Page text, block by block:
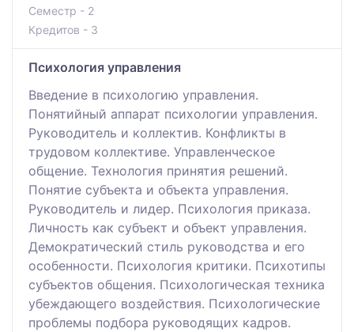
Семестр - 2
Кредитов - 3
Психология управления
Введение в психологию управления.
Понятийный аппарат психологии управления.
Руководитель и коллектив. Конфликты в
трудовом коллективе. Управленческое
общение. Технология принятия решений.
Понятие субъекта и объекта управления.
Руководитель и лидер. Психология приказа.
Личность как субъект и объект управления.
Демократический стиль руководства и его
особенности. Психология критики. Психотипы
субъектов общения. Психологическая техника
убеждающего воздействия. Психологические
проблемы подбора руководящих кадров.